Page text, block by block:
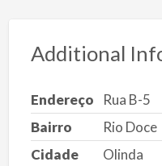
Additional
Endereço
Rua B-5
Bairro
Rio Doce
Cidade
Olinda